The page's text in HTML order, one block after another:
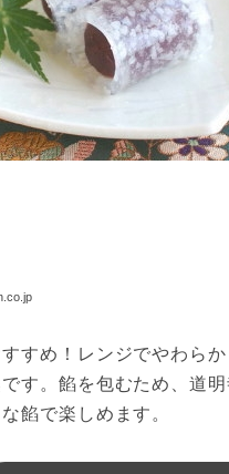
すめ！レンジでやわら
す。餡を包むため、道
餡で楽しめます。